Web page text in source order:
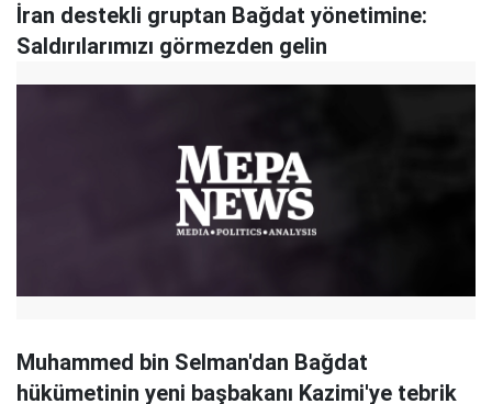
İran destekli gruptan Bağdat yönetimine:
Saldırılarımızı görmezden gelin
Muhammed bin Selman'dan Bağdat
hükümetinin yeni başbakanı Kazimi'ye tebrik